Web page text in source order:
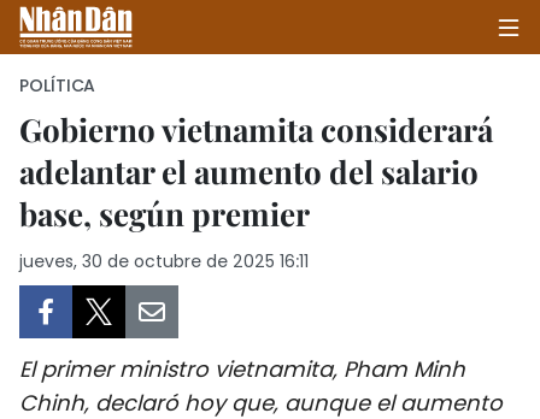
INICIO
POLÍTICA
SALUD - MEDIO AMBIENTE
POLÍTICA
Gobierno vietnamita considerará
adelantar el aumento del salario
base, según premier
jueves, 30 de octubre de 2025 16:11
El primer ministro vietnamita, Pham Minh
Chinh, declaró hoy que, aunque el aumento